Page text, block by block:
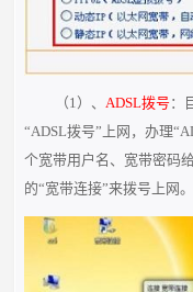
（1）、 ADSL拨号：
“ADSL拨号”上网，办理
个宽带用户名、宽带密码
的“宽带连接”来拨号上网。